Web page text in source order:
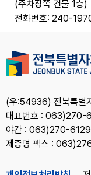
(주차장쪽 건물 1층)
전화번호: 240-
(우:54936) 전북특별
대표번호 : 063)270-
야간 : 063)270-6129
제증명 팩스 :